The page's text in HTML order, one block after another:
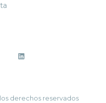
derechos reservados